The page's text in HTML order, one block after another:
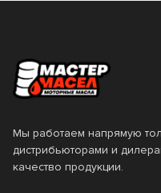
Мы работаем напрямую
дистрибьюторами и
качество продукции.